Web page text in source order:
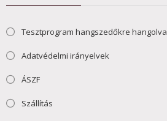
Tesztprogram hangszedőkre hangolva
Adatvédelmi irányelvek
ÁSZF
Szállítás